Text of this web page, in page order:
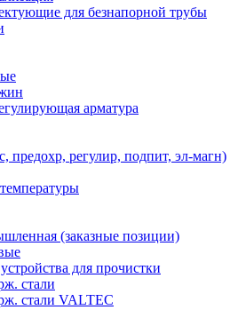
для безнапорной трубы
арматура
предохр, регулир, подпит, эл-магн)
(заказные позиции)
для прочистки
стали
стали VALTEC